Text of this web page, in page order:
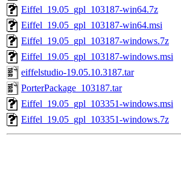
Eiffel_19.05_gpl_103187-win64.7z
Eiffel_19.05_gpl_103187-win64.msi
Eiffel_19.05_gpl_103187-windows.7z
Eiffel_19.05_gpl_103187-windows.msi
eiffelstudio-19.05.10.3187.tar
PorterPackage_103187.tar
Eiffel_19.05_gpl_103351-windows.msi
Eiffel_19.05_gpl_103351-windows.7z